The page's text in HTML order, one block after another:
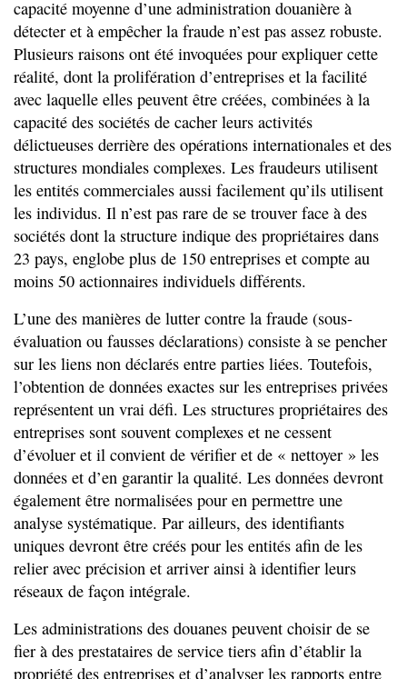
capacité moyenne d’une administration douanière à
détecter et à empêcher la fraude n’est pas assez robuste.
Plusieurs raisons ont été invoquées pour expliquer cette
réalité, dont la prolifération d’entreprises et la facilité
avec laquelle elles peuvent être créées, combinées à la
capacité des sociétés de cacher leurs activités
délictueuses derrière des opérations internationales et des
structures mondiales complexes. Les fraudeurs utilisent
les entités commerciales aussi facilement qu’ils utilisent
les individus. Il n’est pas rare de se trouver face à des
sociétés dont la structure indique des propriétaires dans
23 pays, englobe plus de 150 entreprises et compte au
moins 50 actionnaires individuels différents.
L’une des manières de lutter contre la fraude (sous-
évaluation ou fausses déclarations) consiste à se pencher
sur les liens non déclarés entre parties liées. Toutefois,
l’obtention de données exactes sur les entreprises privées
représentent un vrai défi. Les structures propriétaires des
entreprises sont souvent complexes et ne cessent
d’évoluer et il convient de vérifier et de « nettoyer » les
données et d’en garantir la qualité. Les données devront
également être normalisées pour en permettre une
analyse systématique. Par ailleurs, des identifiants
uniques devront être créés pour les entités afin de les
relier avec précision et arriver ainsi à identifier leurs
réseaux de façon intégrale.
Les administrations des douanes peuvent choisir de se
fier à des prestataires de service tiers afin d’établir la
propriété des entreprises et d’analyser les rapports entre